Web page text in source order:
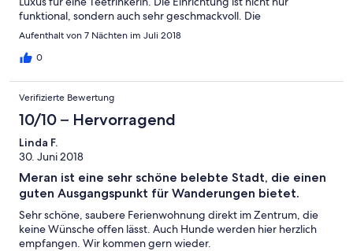
funktional, sondern auch sehr geschmackvoll. Die
Straßengeräusche werden von den Lärmschutzfenstern
problematisch sein, da eigentlich nur die Stunden zwischen
Sessel. Ansonsten: alles wunderbar und eine sehr nette
Vermieterin.
Aufenthalt von 7 Nächten im Juli 2018
0
Verifizierte Bewertung
10/10 – Hervorragend
Linda F.
30. Juni 2018
Meran ist eine sehr schöne belebte Stadt, die einen
guten Ausgangspunkt für Wanderungen bietet.
Sehr schöne, saubere Ferienwohnung direkt im Zentrum, die
keine Wünsche offen lässt. Auch Hunde werden hier herzlich
empfangen. Wir kommen gern wieder.